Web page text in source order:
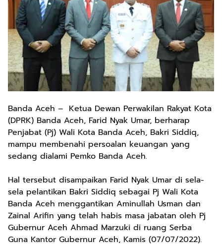
Banda Aceh – Ketua Dewan Perwakilan Rakyat Kota
(DPRK) Banda Aceh, Farid Nyak Umar, berharap
Penjabat (Pj) Wali Kota Banda Aceh, Bakri Siddiq,
mampu membenahi persoalan keuangan yang
sedang dialami Pemko Banda Aceh.
Hal tersebut disampaikan Farid Nyak Umar di sela-
sela pelantikan Bakri Siddiq sebagai Pj Wali Kota
Banda Aceh menggantikan Aminullah Usman dan
Zainal Arifin yang telah habis masa jabatan oleh Pj
Gubernur Aceh Ahmad Marzuki di ruang Serba
Guna Kantor Gubernur Aceh, Kamis (07/07/2022).